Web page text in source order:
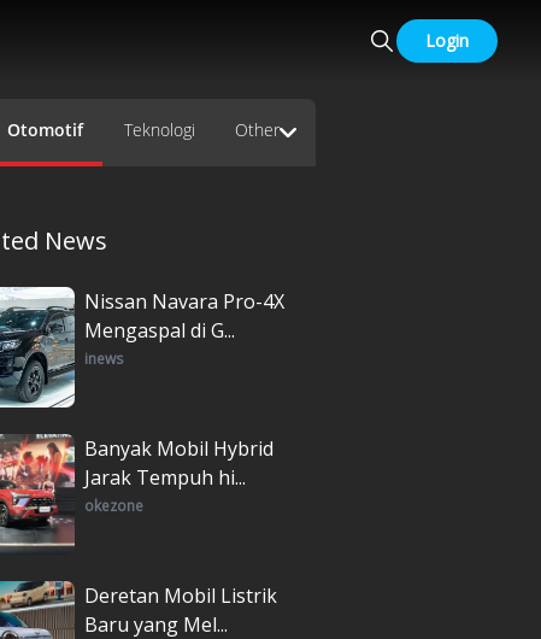
Login
Otomotif Teknologi Other
News
Nissan Navara Pro-4X
Mengaspal di G...
inews
Banyak Mobil Hybrid
Jarak Tempuh hi...
okezone
Deretan Mobil Listrik
Baru yang Mel...